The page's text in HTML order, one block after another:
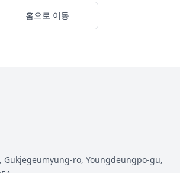
홈으로 이동
Gukjegeumyung-ro, Youngdeungpo-gu,